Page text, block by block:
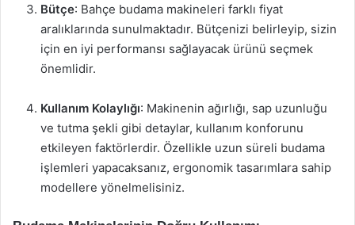
Bütçe: Bahçe budama makineleri farklı fiyat
aralıklarında sunulmaktadır. Bütçenizi belirleyip, sizin
için en iyi performansı sağlayacak ürünü seçmek
önemlidir.
Kullanım Kolaylığı: Makinenin ağırlığı, sap uzunluğu
ve tutma şekli gibi detaylar, kullanım konforunu
etkileyen faktörlerdir. Özellikle uzun süreli budama
işlemleri yapacaksanız, ergonomik tasarımlara sahip
modellere yönelmelisiniz.